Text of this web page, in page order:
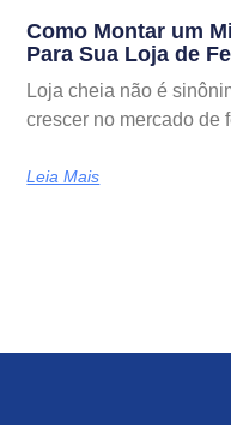
Como Montar um
Para Sua Loja de
Loja cheia não é
crescer no mercado de
Leia Mais